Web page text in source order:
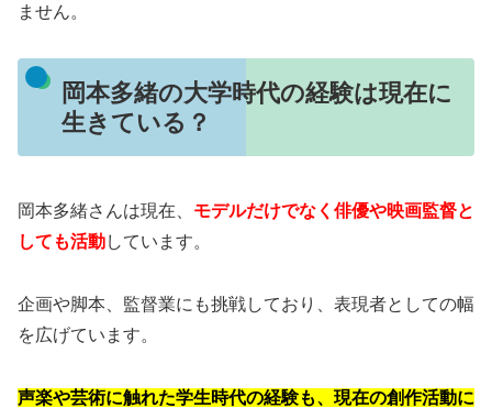
ません。
岡本多緒の大学時代の経験は現在に
生きている？
岡本多緒さんは現在、 モデルだけでなく俳優や映画監督と
しても活動しています。
企画や脚本、監督業にも挑戦しており、表現者としての幅
を広げています。
声楽や芸術に触れた学生時代の経験も、現在の創作活動に